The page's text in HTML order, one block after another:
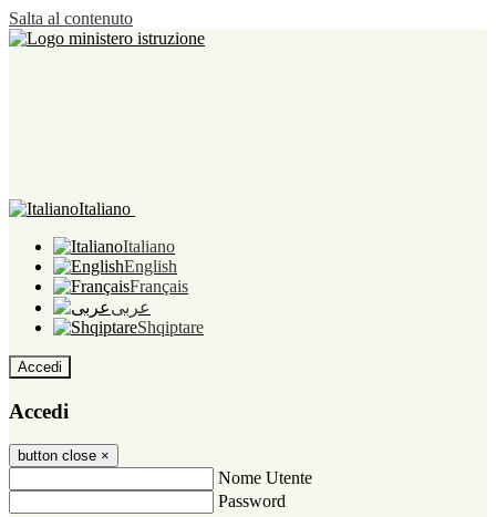
Salta al contenuto
Italiano
Italiano
English
Français
عربى
Shqiptare
Accedi
Accedi
button close ×
Nome Utente
Password